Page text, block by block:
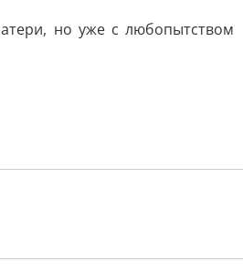
но уже с любопытством